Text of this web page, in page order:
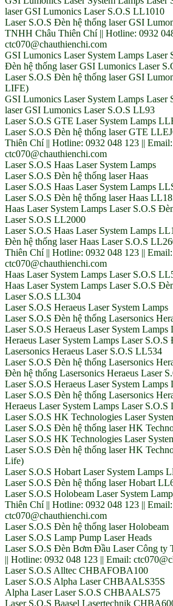
laser GSI Lumonics Laser S.O.S LL1010
Laser S.O.S Đèn hệ thống laser GSI
TNHH Châu Thiên Chí || Hotline: 0932
ctc070@chauthienchi.com
GSI Lumonics Laser System Lamps
Đèn hệ thống laser GSI Lumonics Laser
Laser S.O.S Đèn hệ thống laser GSI
LIFE)
GSI Lumonics Laser System Lamps Laser
laser GSI Lumonics Laser S.O.S LL93
Laser S.O.S GTE Laser System Lamps
Laser S.O.S Đèn hệ thống laser GTE
Thiên Chí || Hotline: 0932 048 123 || Email:
ctc070@chauthienchi.com
Laser S.O.S Haas Laser System Lamps
Laser S.O.S Đèn hệ thống laser Haas
Laser S.O.S Haas Laser System Lamps
Laser S.O.S Đèn hệ thống laser Haas
Haas Laser System Lamps Laser S.O.S
Laser S.O.S LL2000
Laser S.O.S Haas Laser System Lamps
Đèn hệ thống laser Haas Laser S.O.S
Thiên Chí || Hotline: 0932 048 123 || Email:
ctc070@chauthienchi.com
Haas Laser System Lamps Laser S.O.S
Haas Laser System Lamps Laser S.O.S
Laser S.O.S LL304
Laser S.O.S Heraeus Laser System Lamps
Laser S.O.S Đèn hệ thống Lasersonics
Laser S.O.S Heraeus Laser System Lamps
Heraeus Laser System Lamps Laser S.O.S
Lasersonics Heraeus Laser S.O.S LL534
Laser S.O.S Đèn hệ thống Lasersonics
Đèn hệ thống Lasersonics Heraeus Laser
Laser S.O.S Heraeus Laser System
Laser S.O.S Đèn hệ thống Lasersonics
Heraeus Laser System Lamps Laser S.O.S
Laser S.O.S HK Technologies Laser
Laser S.O.S Đèn hệ thống laser HK
Laser S.O.S HK Technologies Laser
Laser S.O.S Đèn hệ thống laser HK
Life)
Laser S.O.S Hobart Laser System Lamps
Laser S.O.S Đèn hệ thống laser Hobart
Laser S.O.S Holobeam Laser System
Thiên Chí || Hotline: 0932 048 123 || Email:
ctc070@chauthienchi.com
Laser S.O.S Đèn hệ thống laser Holobeam
Laser S.O.S Lamp Pump Laser Heads
Laser S.O.S Đèn Bơm Đầu Laser Công
|| Hotline: 0932 048 123 || Email:
Laser S.O.S Alltec CHBAFOBA100
Laser S.O.S Alpha Laser CHBAALS35S
Alpha Laser Laser S.O.S CHBAALS75
Laser S.O.S Baasel Lasertechnik